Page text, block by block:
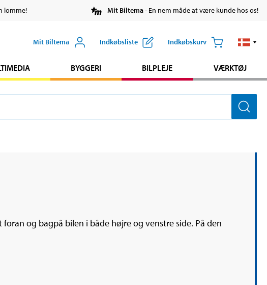
lomme! Mit Biltema- En nem måde at være kunde hos os!
Mit Biltema Indkøbsliste Indkøbskurv
BYGGERI BILPLEJE VÆRKTØJ
og bagpå bilen i både højre og venstre side. På den